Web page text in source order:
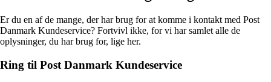
Er du en af de mange, der har brug for at komme i kontakt med Post
Danmark Kundeservice? Fortvivl ikke, for vi har samlet alle de
oplysninger, du har brug for, lige her.
Ring til Post Danmark Kundeservice